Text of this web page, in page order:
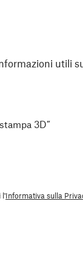
utili
3D”
l'Informativa sulla